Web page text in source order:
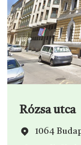
Rózsa utca
1064